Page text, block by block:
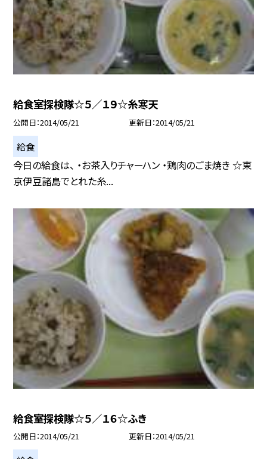
給食室探検隊☆５／１９☆糸寒天
公開日 2014/05/21 更新日 2014/05/21
給食
今日の給食は、 ・お茶入りチャーハン ・鶏肉のごま焼き ☆東
京伊豆諸島でとれた糸...
給食室探検隊☆５／１６☆ふき
公開日 2014/05/21 更新日 2014/05/21